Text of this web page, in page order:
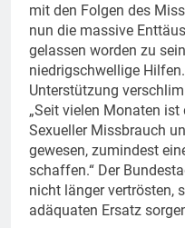
mit den Folgen des
nun die massive
gelassen worden zu
niedrigschwellige
Unterstützung
„Seit vielen Monaten
Sexueller Missbrauch
gewesen, zumindest
schaffen.“ Der
nicht länger vertrösten,
adäquaten Ersatz